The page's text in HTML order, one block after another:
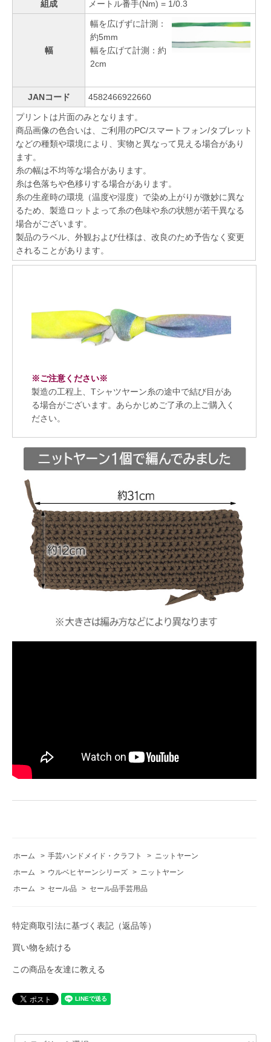
組成 メートル番手(Nm) = 1/0.3
幅
幅を広げずに計測：
約5mm
幅を広げて計測：約
2cm
JANコード 4582466922660
プリントは片面のみとなります。
商品画像の色合いは、ご利用のPC/スマートフォン/タブレット
などの種類や環境により、実物と異なって見える場合があり
ます。
糸の幅は不均等な場合があります。
糸は色落ちや色移りする場合があります。
糸の生産時の環境（温度や湿度）で染め上がりが微妙に異な
るため、製造ロットよって糸の色味や糸の状態が若干異なる
場合がございます。
製品のラベル、外観および仕様は、改良のため予告なく変更
されることがあります。
※ご注意ください※
製造の工程上、Tシャツヤーン糸の途中で結び目があ
る場合がございます。あらかじめご了承の上ご購入く
ださい。
ホーム > 手芸ハンドメイド・クラフト > ニットヤーン
ホーム
> ウルベヒヤーンシリーズ > ニットヤーン
ホーム
> セール品 > セール品手芸用品
特定商取引法に基づく表記（返品等）
買い物を続ける
この商品を友達に教える